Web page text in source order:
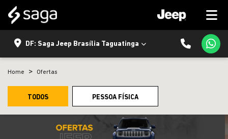
DF: Saga Jeep Brasília Taguatinga
Home Ofertas
TODOS PESSOA FÍSICA